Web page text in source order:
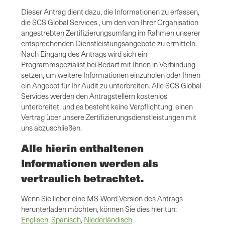
Dieser Antrag dient dazu, die Informationen zu erfassen,
die SCS Global Services , um den von Ihrer Organisation
angestrebten Zertifizierungsumfang im Rahmen unserer
entsprechenden Dienstleistungsangebote zu ermitteln.
Nach Eingang des Antrags wird sich ein
Programmspezialist bei Bedarf mit Ihnen in Verbindung
setzen, um weitere Informationen einzuholen oder Ihnen
ein Angebot für Ihr Audit zu unterbreiten. Alle SCS Global
Services werden den Antragstellern kostenlos
unterbreitet, und es besteht keine Verpflichtung, einen
Vertrag über unsere Zertifizierungsdienstleistungen mit
uns abzuschließen.
Alle hierin enthaltenen
Informationen werden als
vertraulich betrachtet.
Wenn Sie lieber eine MS-Word-Version des Antrags
herunterladen möchten, können Sie dies hier tun:
Englisch,Spanisch, Niederländisch.